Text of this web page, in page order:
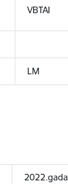
VBTAI
LM
2022.gada